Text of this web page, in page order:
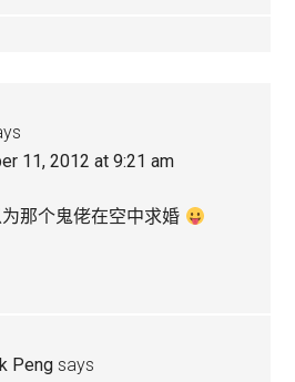
11, 2012 at 9:21 am
那个鬼佬在空中求婚
Peng says